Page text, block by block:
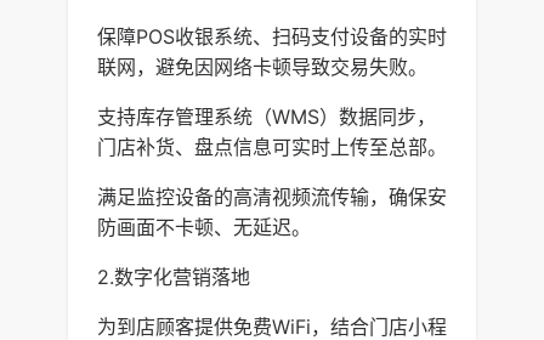
保障POS收银系统、扫码支付设备的实时
联网，避免因网络卡顿导致交易失败。
支持库存管理系统（WMS）数据同步，
门店补货、盘点信息可实时上传至总部。
满足监控设备的高清视频流传输，确保安
防画面不卡顿、无延迟。
2.数字化营销落地
为到店顾客提供免费WiFi，结合门店小程